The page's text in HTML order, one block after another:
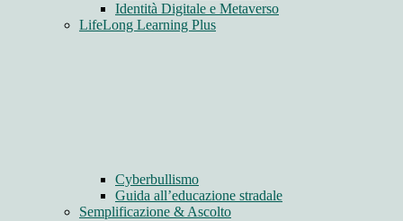
Identità Digitale e Metaverso
LifeLong Learning Plus
Cyberbullismo
Guida all’educazione stradale
Semplificazione & Ascolto